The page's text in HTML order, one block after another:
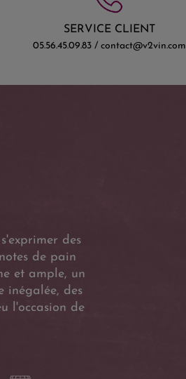
SERVICE CLIENT
05.56.45.09.83 / contact@v2vin.com
des
de pain
et ample, un
inégalée, des
l'occasion de